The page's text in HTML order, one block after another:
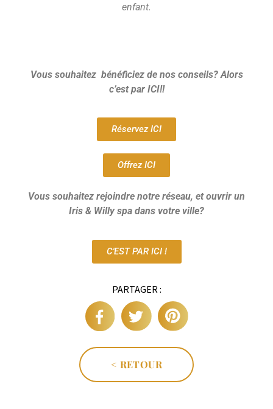
enfant.
Vous souhaitez bénéficiez de nos conseils? Alors
c’est par ICI!!
Réservez ICI
Offrez ICI
Vous souhaitez rejoindre notre réseau, et ouvrir un
Iris & Willy spa dans votre ville?
C'EST PAR ICI !
PARTAGER :
< RETOUR